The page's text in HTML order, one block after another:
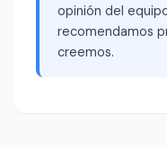
opinión del
recomendamos
creemos.